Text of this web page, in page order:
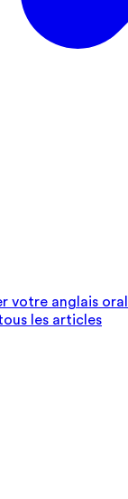
votre anglais oral
les articles